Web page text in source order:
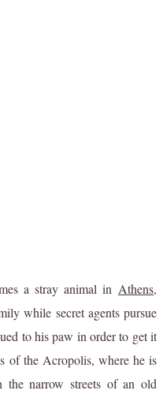
a stray animal in Athens,
while secret agents pursue
to his paw in order to get it
of the Acropolis, where he is
the narrow streets of an old